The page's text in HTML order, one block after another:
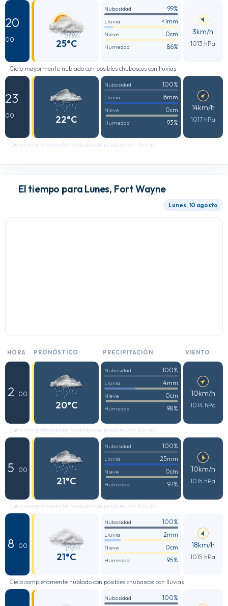
20 :
00
25°C
Nubosidad 99%
Lluvia <1mm
Nieve 0cm
Humedad 86%
3km/h
1013 hPa
Cielo mayormente nublado con posibles chubascos con lluvias
23 :
00
22°C
Nubosidad 100%
Lluvia 16mm
Nieve 0cm
Humedad 93%
14km/h
1017 hPa
Cielo completamente nublado con posibles con lluvias
El tiempo para Lunes, Fort Wayne
Lunes, 10 agosto
HORA PRONÓSTICO PRECIPITACIÓN VIENTO
2 : 00
20°C
Nubosidad 100%
Lluvia 4mm
Nieve 0cm
Humedad 98%
10km/h
1014 hPa
Cielo completamente nublado con posibles con lluvias
5 : 00
21°C
Nubosidad 100%
Lluvia 25mm
Nieve 0cm
Humedad 97%
10km/h
1015 hPa
Cielo completamente nublado con posibles con lluvias
8 : 00
21°C
Nubosidad 100%
Lluvia 2mm
Nieve 0cm
Humedad 95%
18km/h
1015 hPa
Cielo completamente nublado con posibles chubascos con lluvias
Nubosidad 100%